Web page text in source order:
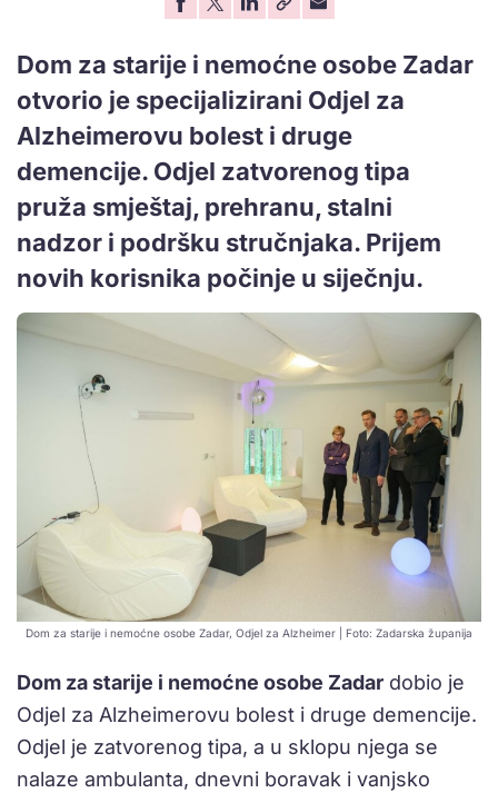
Dom za starije i nemoćne osobe Zadar
otvorio je specijalizirani Odjel za
Alzheimerovu bolest i druge
demencije. Odjel zatvorenog tipa
pruža smještaj, prehranu, stalni
nadzor i podršku stručnjaka. Prijem
novih korisnika počinje u siječnju.
Dom za starije i nemoćne osobe Zadar, Odjel za Alzheimer | Foto: Zadarska županija
Dom za starije i nemoćne osobe Zadar dobio je
Odjel za Alzheimerovu bolest i druge demencije.
Odjel je zatvorenog tipa, a u sklopu njega se
nalaze ambulanta, dnevni boravak i vanjsko